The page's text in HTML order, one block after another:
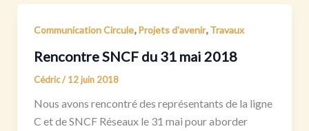
Communication Circule,Projets d'avenir,Travaux
Rencontre SNCF du 31 mai 2018
Cédric/12 juin 2018
Nous avons rencontré des représentants de la ligne
C et de SNCF Réseaux le 31 mai pour aborder